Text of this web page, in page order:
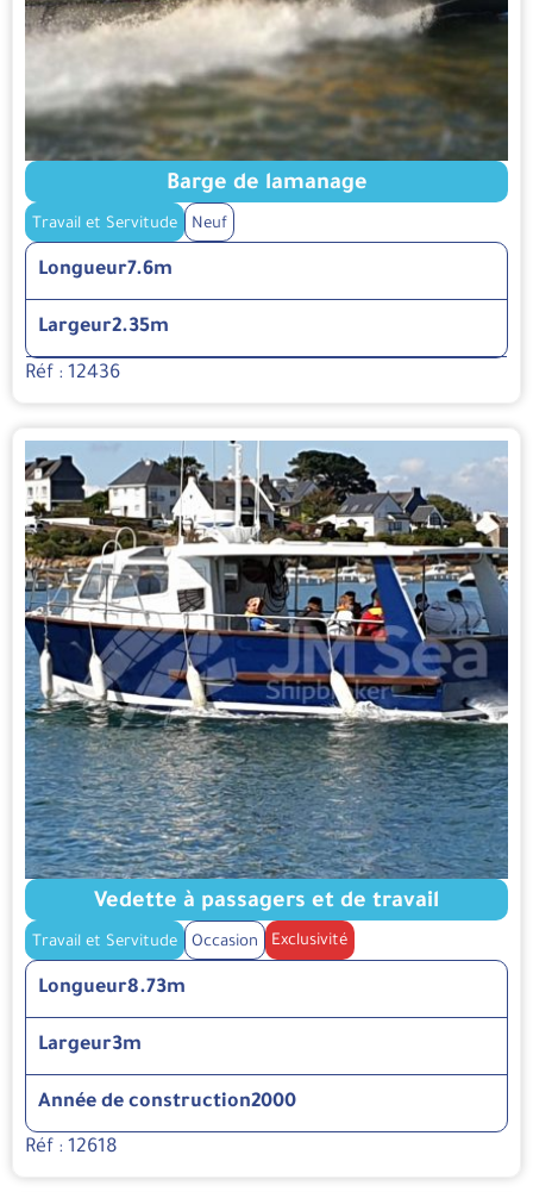
Barge de lamanage
Travail et Servitude Neuf
Longueur7.6m
Largeur2.35m
Réf : 12436
Vedette à passagers et de travail
Travail et Servitude Occasion Exclusivité
Longueur8.73m
Largeur3m
Année de construction2000
Réf : 12618